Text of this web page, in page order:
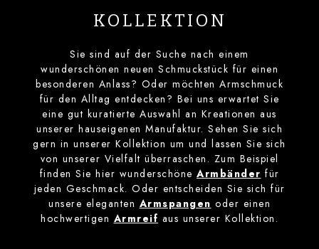
KOLLEKTION
Sie sind auf der Suche nach einem
wunderschönen neuen Schmuckstück für einen
besonderen Anlass? Oder möchten Armschmuck
für den Alltag entdecken? Bei uns erwartet Sie
eine gut kuratierte Auswahl an Kreationen aus
unserer hauseigenen Manufaktur. Sehen Sie sich
gern in unserer Kollektion um und lassen Sie sich
von unserer Vielfalt überraschen. Zum Beispiel
finden Sie hier wunderschöne Armbänder für
jeden Geschmack. Oder entscheiden Sie sich für
unsere eleganten Armspangen oder einen
hochwertigen Armreif aus unserer Kollektion.